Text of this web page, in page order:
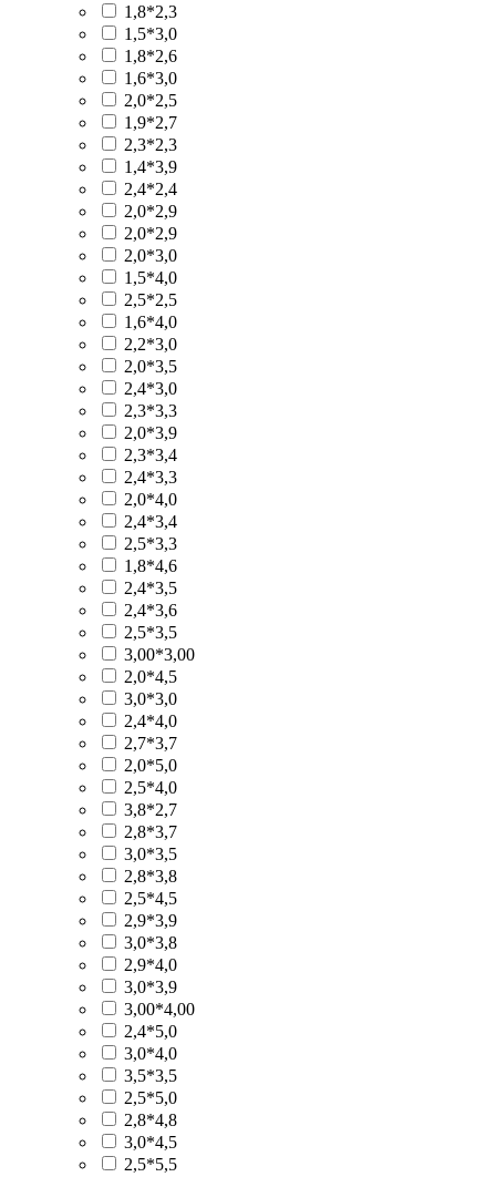
1,8*2,3
1,5*3,0
1,8*2,6
1,6*3,0
2,0*2,5
1,9*2,7
2,3*2,3
1,4*3,9
2,4*2,4
2,0*2,9
2,0*2,9
2,0*3,0
1,5*4,0
2,5*2,5
1,6*4,0
2,2*3,0
2,0*3,5
2,4*3,0
2,3*3,3
2,0*3,9
2,3*3,4
2,4*3,3
2,0*4,0
2,4*3,4
2,5*3,3
1,8*4,6
2,4*3,5
2,4*3,6
2,5*3,5
3,00*3,00
2,0*4,5
3,0*3,0
2,4*4,0
2,7*3,7
2,0*5,0
2,5*4,0
3,8*2,7
2,8*3,7
3,0*3,5
2,8*3,8
2,5*4,5
2,9*3,9
3,0*3,8
2,9*4,0
3,0*3,9
3,00*4,00
2,4*5,0
3,0*4,0
3,5*3,5
2,5*5,0
2,8*4,8
3,0*4,5
2,5*5,5